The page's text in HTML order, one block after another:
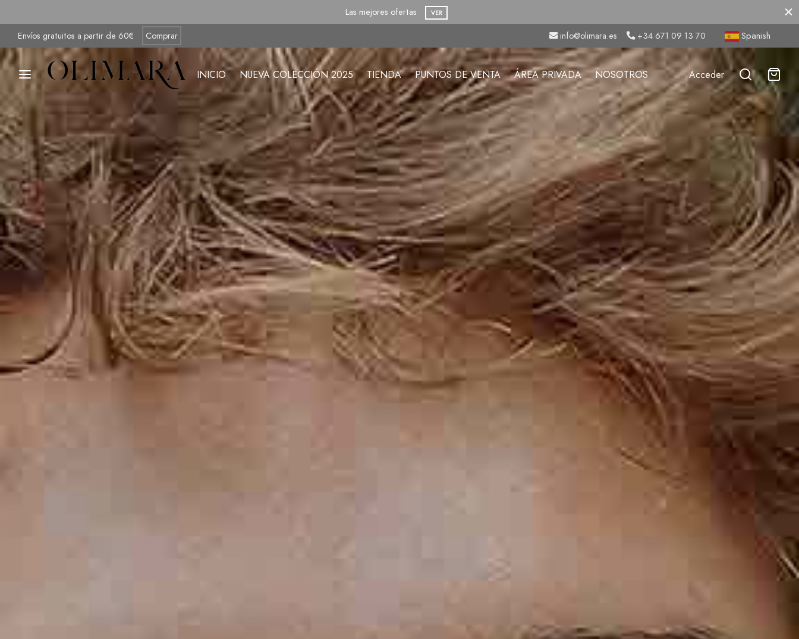
Envíos gratuitos a partir de 60€
Envíos gratuitos a partir de 60€ Comprar info@olimara.es +34 671 09 13 70 Spanish
INICIO NUEVA COLECCIÓN 2025 TIENDA PUNTOS DE VENTA ÁREA PRIVADA NOSOTROS Acceder